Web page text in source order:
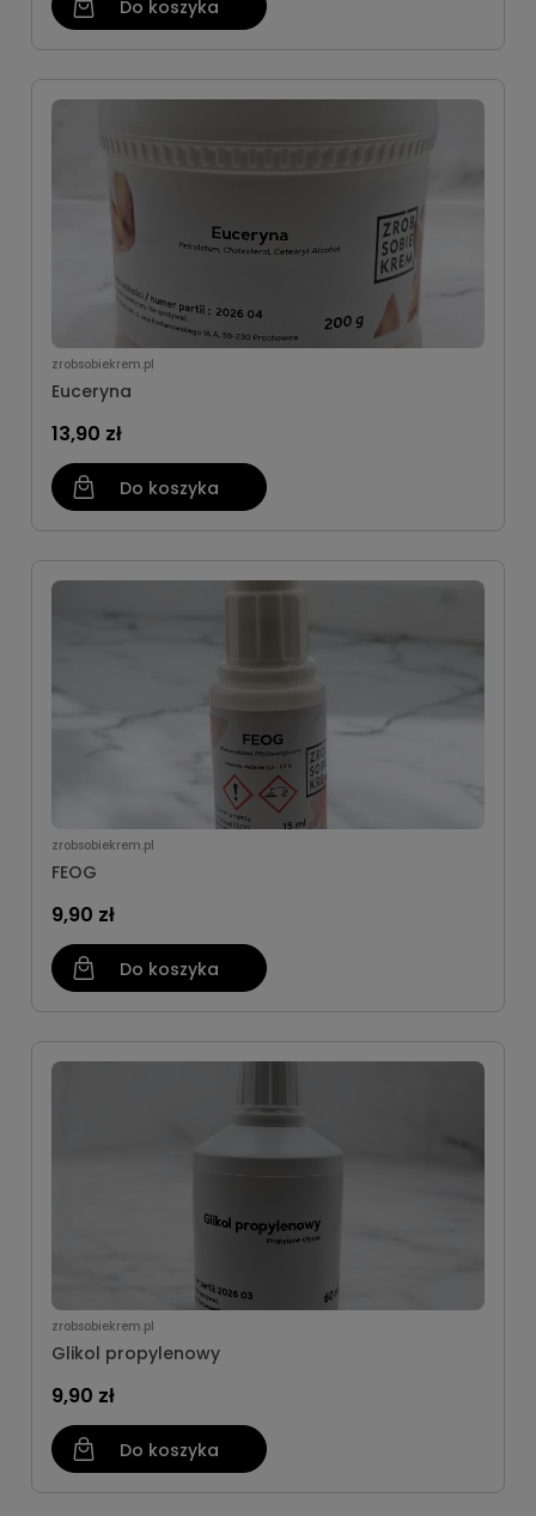
Do koszyka
zrobsobiekrem.pl
Euceryna
13,90 zł
Do koszyka
zrobsobiekrem.pl
FEOG
9,90 zł
Do koszyka
zrobsobiekrem.pl
Glikol propylenowy
9,90 zł
Do koszyka